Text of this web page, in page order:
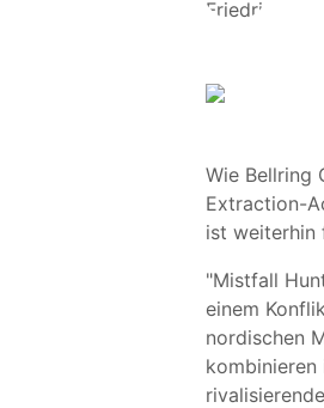
Wie Bellring
Extraction-
ist weiterhin
"Mistfall
einem
nordischen
kombinieren